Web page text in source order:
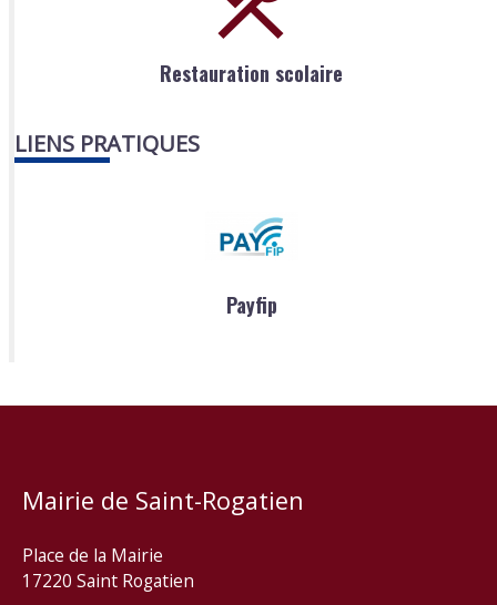
Restauration scolaire
LIENS PRATIQUES
Payfip
Mairie de Saint-Rogatien
Place de la Mairie
17220 Saint Rogatien